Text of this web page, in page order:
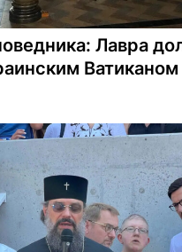
Лавра
Ватиканом